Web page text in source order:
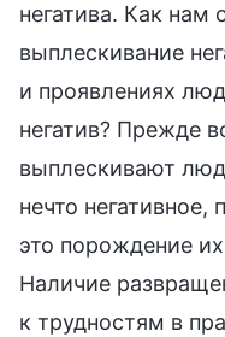
негатива. Как нам
выплескивание
и проявлениях
негатив? Прежде
выплескивают
нечто
это порождение
Наличие
к трудностям в